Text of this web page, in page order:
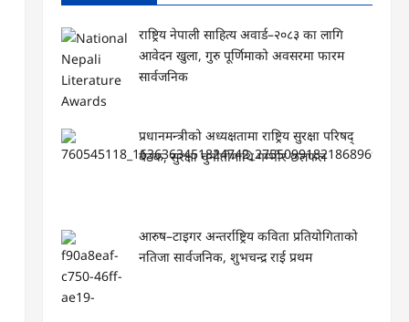
राष्ट्रिय नेपाली साहित्य अवार्ड–२०८३ का लागि
आवेदन खुला, गुरु पूर्णिमाको अवसरमा फारम
सार्वजनिक
प्रधानमन्त्रीको अध्यक्षतामा राष्ट्रिय सुरक्षा परिषद्
बैठक, सुरक्षा चुनौतीमाथि गम्भीर छलफल
आरुष–टाइगर अन्तर्राष्ट्रिय कविता प्रतियोगिताको
नतिजा सार्वजनिक, शुभचन्द्र राई प्रथम